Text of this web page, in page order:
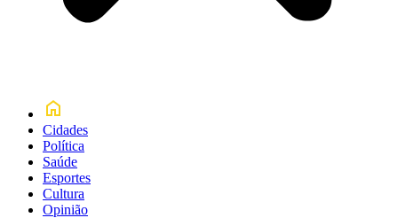
Cidades
Política
Saúde
Esportes
Cultura
Opinião